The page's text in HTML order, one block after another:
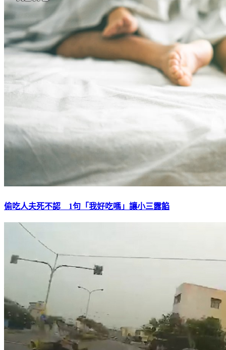
偷吃人夫死不認 1句「我好吃嗎」讓小三露餡